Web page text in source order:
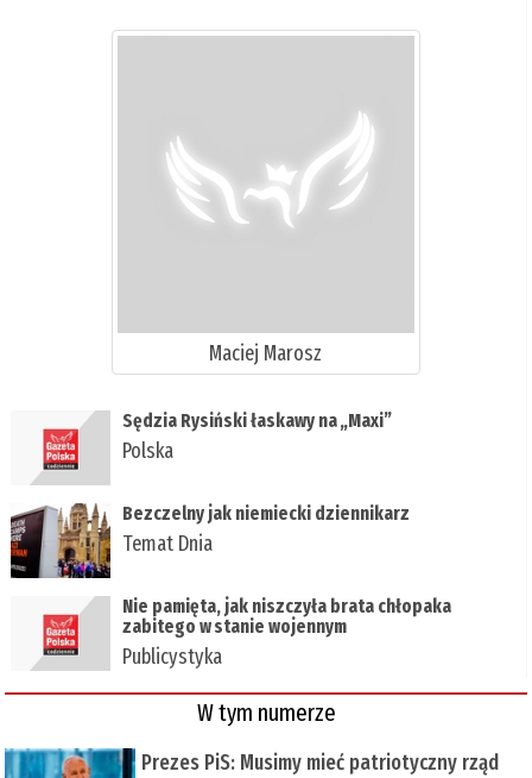
Maciej Marosz
​Sędzia Rysiński łaskawy na „Maxi”
Polska
Bezczelny jak niemiecki dziennikarz
Temat Dnia
Nie pamięta, jak niszczyła brata chłopaka
zabitego w stanie wojennym
Publicystyka
W tym numerze
Prezes PiS: Musimy mieć patriotyczny rząd